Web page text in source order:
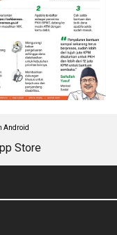
Android